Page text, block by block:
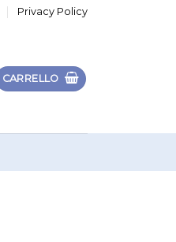
Privacy Policy
CARRELLO